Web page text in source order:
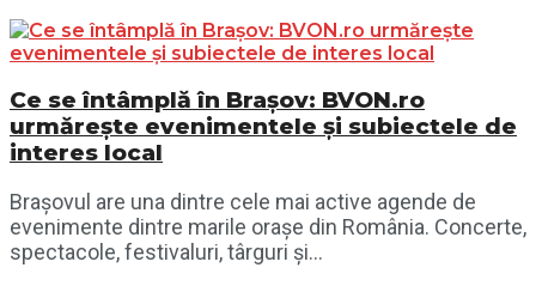
Ce se întâmplă în Brașov: BVON.ro
urmărește evenimentele și subiectele de
interes local
Brașovul are una dintre cele mai active agende de
evenimente dintre marile orașe din România. Concerte,
spectacole, festivaluri, târguri și...